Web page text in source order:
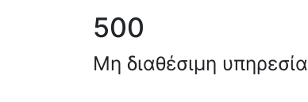
500
Μη διαθέσιμη υπηρεσία